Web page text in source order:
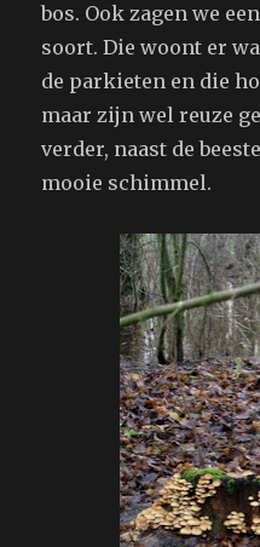
bos. Ook zagen we
soort. Die woont er
de parkieten en die
maar zijn wel reuze
verder, naast de
mooie schimmel.